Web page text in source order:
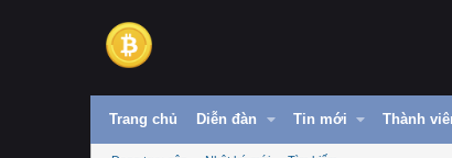
Trang chủ Diễn đàn Tin mới Thành